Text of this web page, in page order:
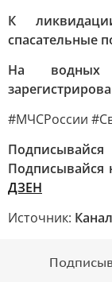
К
спасательные
На водных
#МЧСРоссии
Подписывайся
ДЗЕН
Источник: